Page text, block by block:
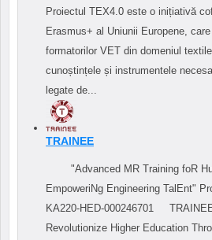
Proiectul TEX4.0 este o inițiativă
Erasmus+ al Uniunii Europene,
formatorilor VET din domeniul
cunoștințele și instrumentele
legate de...
TRAINEE
"Advanced MR Training foR
EmpoweriNg Engineering TalEnt"
KA220-HED-000246701
Revolutionize Higher Education